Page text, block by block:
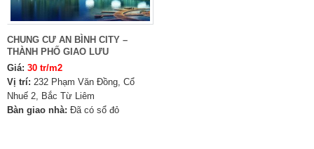
CHUNG CƯ AN BÌNH CITY –
THÀNH PHỐ GIAO LƯU
Giá: 30 tr/m2
Vị trí: 232 Phạm Văn Đồng, Cổ
Nhuế 2, Bắc Từ Liêm
Bàn giao nhà: Đã có sổ đỏ